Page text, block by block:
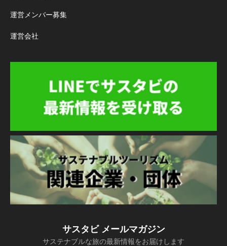
運営メンバー募集
運営会社
サスタビ メールマガジン
サステナブルな旅の最新情報をお届けします